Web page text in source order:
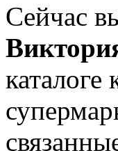
Сейчас
каталоге